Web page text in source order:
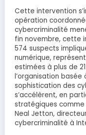
Cette intervention
opération
cybercriminalité
fin novembre, cette
574 suspects
numérique,
estimées à plus de
l’organisation basée
sophistication des
s’accélèrent, en
stratégiques comme
Neal Jetton,
cybercriminalité à